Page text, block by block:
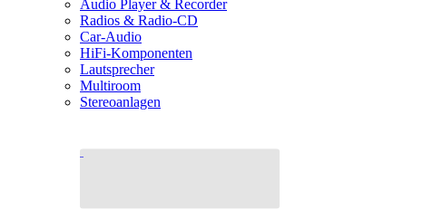
Audio Player & Recorder
Radios & Radio-CD
Car-Audio
HiFi-Komponenten
Lautsprecher
Multiroom
Stereoanlagen